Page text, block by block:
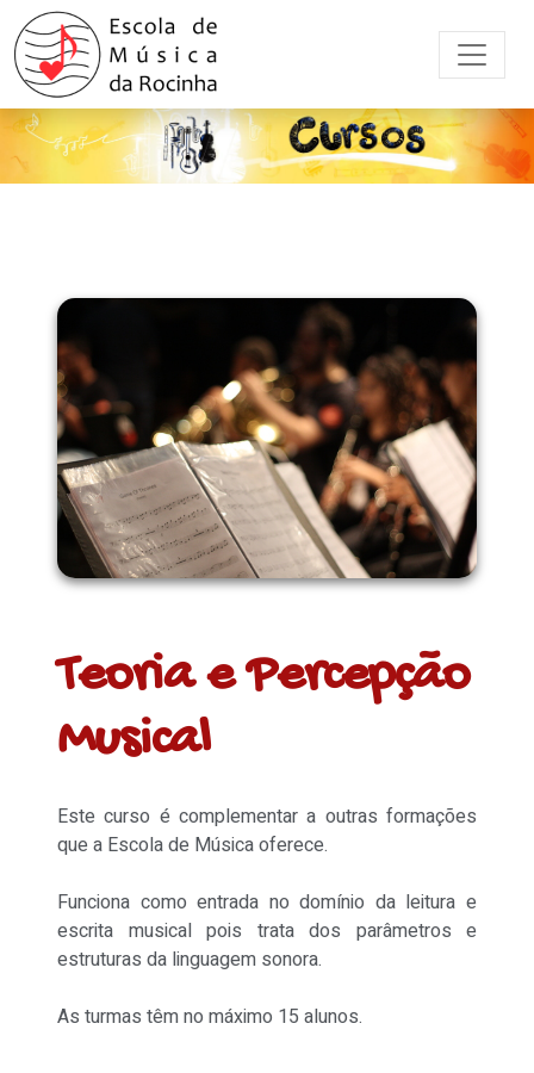
Teoria e Percepção
Musical
Este curso é complementar a outras formações
que a Escola de Música oferece.
Funciona como entrada no domínio da leitura e
escrita musical pois trata dos parâmetros e
estruturas da linguagem sonora.
As turmas têm no máximo 15 alunos.